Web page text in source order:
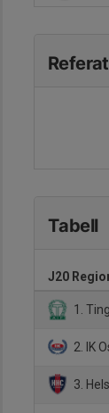
Referat
Tabell
J20
1.
2. IK
3.